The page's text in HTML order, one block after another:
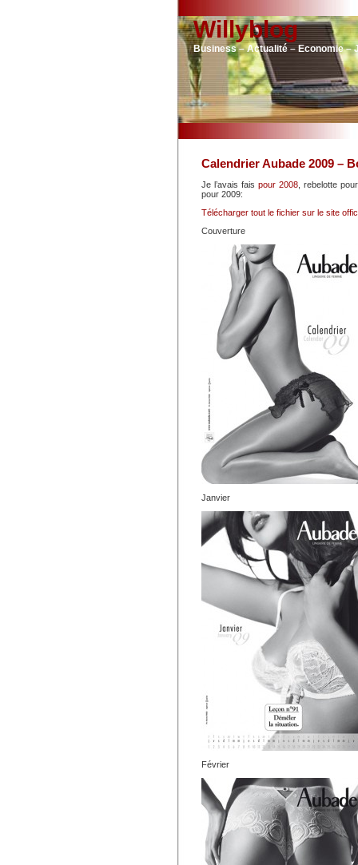
Willyblog
Business – Actualité – Economie –
Calendrier Aubade 2009 –
Je l’avais fais pour 2008 , rebelotte
pour 2009:
Télécharger tout le fichier sur le site
Couverture
Janvier
Février